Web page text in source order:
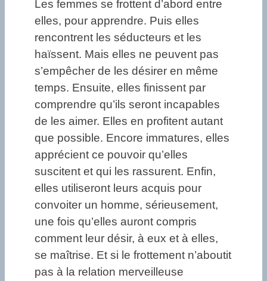
Les femmes se frottent d’abord entre
elles, pour apprendre. Puis elles
rencontrent les séducteurs et les
haïssent. Mais elles ne peuvent pas
s’empêcher de les désirer en même
temps. Ensuite, elles finissent par
comprendre qu’ils seront incapables
de les aimer. Elles en profitent autant
que possible. Encore immatures, elles
apprécient ce pouvoir qu’elles
suscitent et qui les rassurent. Enfin,
elles utiliseront leurs acquis pour
convoiter un homme, sérieusement,
une fois qu’elles auront compris
comment leur désir, à eux et à elles,
se maîtrise. Et si le frottement n’aboutit
pas à la relation merveilleuse